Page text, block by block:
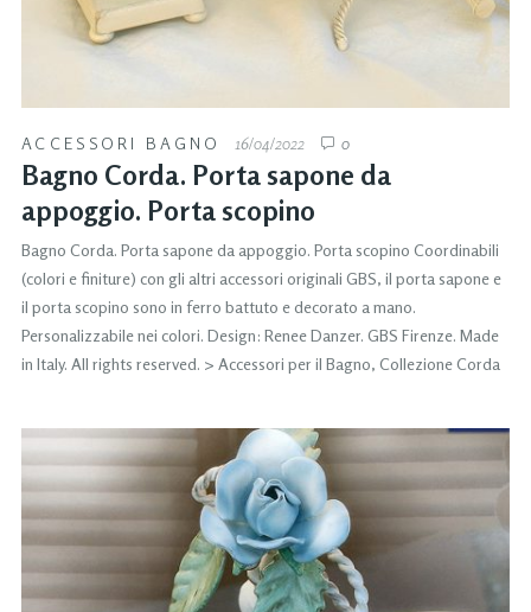
ACCESSORI BAGNO 16/04/2022 0
Bagno Corda. Porta sapone da
appoggio. Porta scopino
Bagno Corda. Porta sapone da appoggio. Porta scopino Coordinabili
(colori e finiture) con gli altri accessori originali GBS, il porta sapone e
il porta scopino sono in ferro battuto e decorato a mano.
Personalizzabile nei colori. Design: Renee Danzer. GBS Firenze. Made
in Italy. All rights reserved. > Accessori per il Bagno, Collezione Corda